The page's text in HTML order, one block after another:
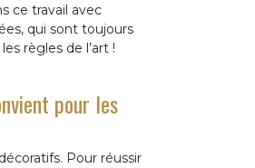
ce travail avec
qui sont toujours
règles de l’art !
pour les
Pour réussir